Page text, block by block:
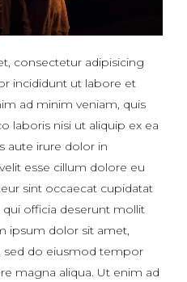
consectetur adipisicing
incididunt ut labore et
ad minim veniam, quis
laboris nisi ut aliquip ex ea
aute irure dolor in
esse cillum dolore eu
sint occaecat cupidatat
officia deserunt mollit
ipsum dolor sit amet,
sed do eiusmod tempor
magna aliqua. Ut enim ad